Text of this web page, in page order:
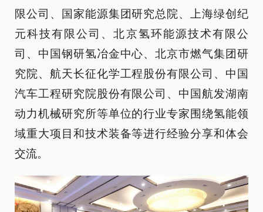
限公司、国家能源集团研究总院、上海绿创纪
元科技有限公司、北京氢环能源技术有限公
司、中国钢研氢冶金中心、北京市燃气集团研
究院、航天长征化学工程股份有限公司、中国
汽车工程研究院股份有限公司、中国航发湖南
动力机械研究所等单位的行业专家围绕氢能领
域重大项目和技术装备等进行经验分享和体会
交流。